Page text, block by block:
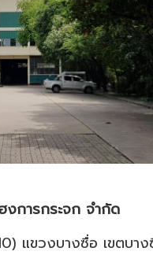
งการกระจก จำกัด
แขวงบางซื่อ เขตบ